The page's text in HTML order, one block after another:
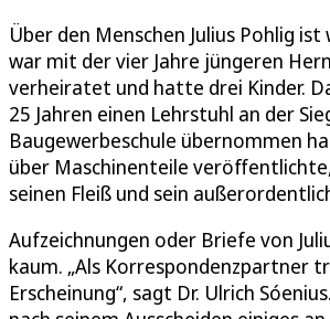
Über den Menschen Julius Pohlig
war mit der vier Jahre jüngeren
verheiratet und hatte drei Kinder.
25 Jahren einen Lehrstuhl an der
Baugewerbeschule übernommen
über Maschinenteile
seinen Fleiß und sein
Aufzeichnungen oder Briefe von
kaum. „Als Korrespondenzpartner
Erscheinung“, sagt Dr. Ulrich